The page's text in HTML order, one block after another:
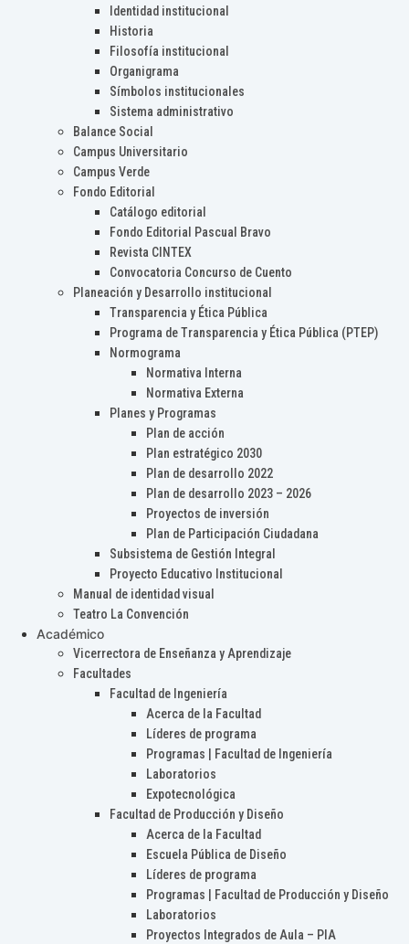
Identidad institucional
Historia
Filosofía institucional
Organigrama
Símbolos institucionales
Sistema administrativo
Balance Social
Campus Universitario
Campus Verde
Fondo Editorial
Catálogo editorial
Fondo Editorial Pascual Bravo
Revista CINTEX
Convocatoria Concurso de Cuento
Planeación y Desarrollo institucional
Transparencia y Ética Pública
Programa de Transparencia y Ética Pública (PTEP)
Normograma
Normativa Interna
Normativa Externa
Planes y Programas
Plan de acción
Plan estratégico 2030
Plan de desarrollo 2022
Plan de desarrollo 2023 – 2026
Proyectos de inversión
Plan de Participación Ciudadana
Subsistema de Gestión Integral
Proyecto Educativo Institucional
Manual de identidad visual
Teatro La Convención
Académico
Vicerrectora de Enseñanza y Aprendizaje
Facultades
Facultad de Ingeniería
Acerca de la Facultad
Líderes de programa
Programas | Facultad de Ingeniería
Laboratorios
Expotecnológica
Facultad de Producción y Diseño
Acerca de la Facultad
Escuela Pública de Diseño
Líderes de programa
Programas | Facultad de Producción y Diseño
Laboratorios
Proyectos Integrados de Aula – PIA